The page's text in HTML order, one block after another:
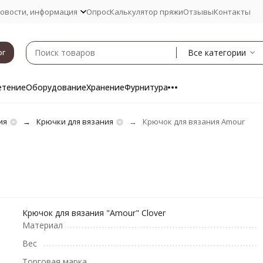
информация ОпросКалькулятор пряжиОтзывыКонтакты
Все категории
ОборудованиеХранениеФурнитура
Крючки для вязания Крючок для вязания Amour
Крючок для вязания "Amour" Clover
Материал
Вес